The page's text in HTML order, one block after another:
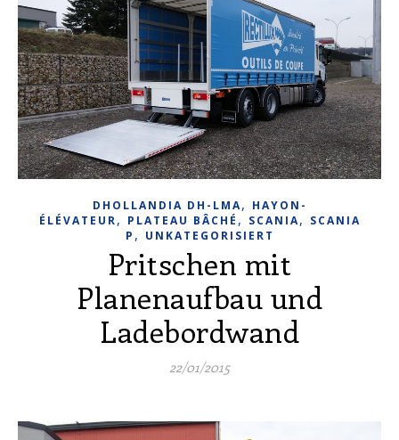
DHOLLANDIA DH-LMA, HAYON-
ÉLÉVATEUR, PLATEAU BÂCHÉ , SCANIA, SCANIA
P , UNKATEGORISIERT
Pritschen mit
Planenaufbau und
Ladebordwand
22/01/2015